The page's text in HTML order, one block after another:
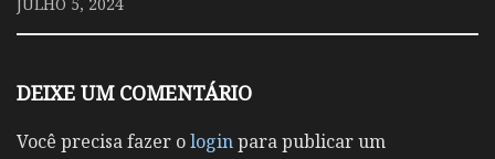
DEIXE UM COMENTÁRIO
Você precisa fazer ologinpara publicar um